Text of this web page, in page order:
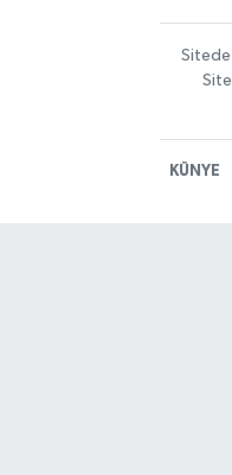
Sitede
KÜNYE